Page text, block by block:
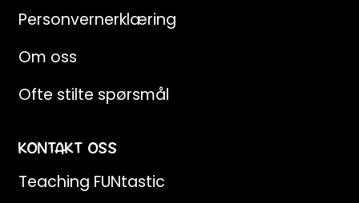
Personvernerklæring
Om oss
Ofte stilte spørsmål
KONTAKT OSS
Teaching FUNtastic